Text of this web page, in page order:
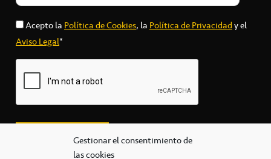
Gestionar el consentimiento de
las cookies
Acepto laPolítica de Cookies, laPolítica de Privacidady el
Aviso Legal*